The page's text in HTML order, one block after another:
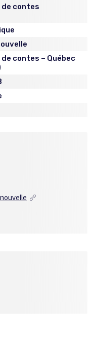
de contes
de contes – Québec